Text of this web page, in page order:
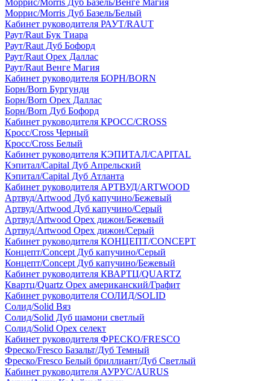
Моррис/Morris Дуб Базель/Венге Магия
Моррис/Morris Дуб Базель/Белый
Кабинет руководителя РАУТ/RAUT
Раут/Raut Бук Тиара
Раут/Raut Дуб Бофорд
Раут/Raut Орех Даллас
Раут/Raut Венге Магия
Кабинет руководителя БОРН/BORN
Борн/Born Бургунди
Борн/Born Орех Даллас
Борн/Born Дуб Бофорд
Кабинет руководителя КРОСС/CROSS
Кросс/Cross Черный
Кросс/Cross Белый
Кабинет руководителя КЭПИТАЛ/CAPITAL
Кэпитал/Capital Дуб Апрельский
Кэпитал/Capital Дуб Атланта
Кабинет руководителя АРТВУД/ARTWOOD
Артвуд/Artwood Дуб капучино/Бежевый
Артвуд/Artwood Дуб капучино/Серый
Артвуд/Artwood Орех дижон/Бежевый
Артвуд/Artwood Орех дижон/Серый
Кабинет руководителя КОНЦЕПТ/CONCEPT
Концепт/Concept Дуб капучино/Серый
Концепт/Concept Дуб капучино/Бежевый
Кабинет руководителя КВАРТЦ/QUARTZ
Квартц/Quartz Орех американский/Графит
Кабинет руководителя СОЛИД/SOLID
Солид/Solid Вяз
Солид/Solid Дуб шамони светлый
Солид/Solid Орех селект
Кабинет руководителя ФРЕСКО/FRESCO
Фреско/Fresco Базальт/Дуб Темный
Фреско/Fresco Белый бриллиант/Дуб Светлый
Кабинет руководителя АУРУС/AURUS